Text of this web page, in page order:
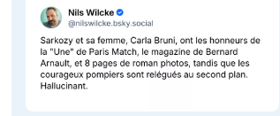
Ma propre
sélection